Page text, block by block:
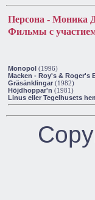
Персона - Моника
Фильмы с
Monopol (1996)
Macken - Roy's & Roger's
Gräsänklingar (1982)
Höjdhoppar'n (1981)
Linus eller Tegelhusets